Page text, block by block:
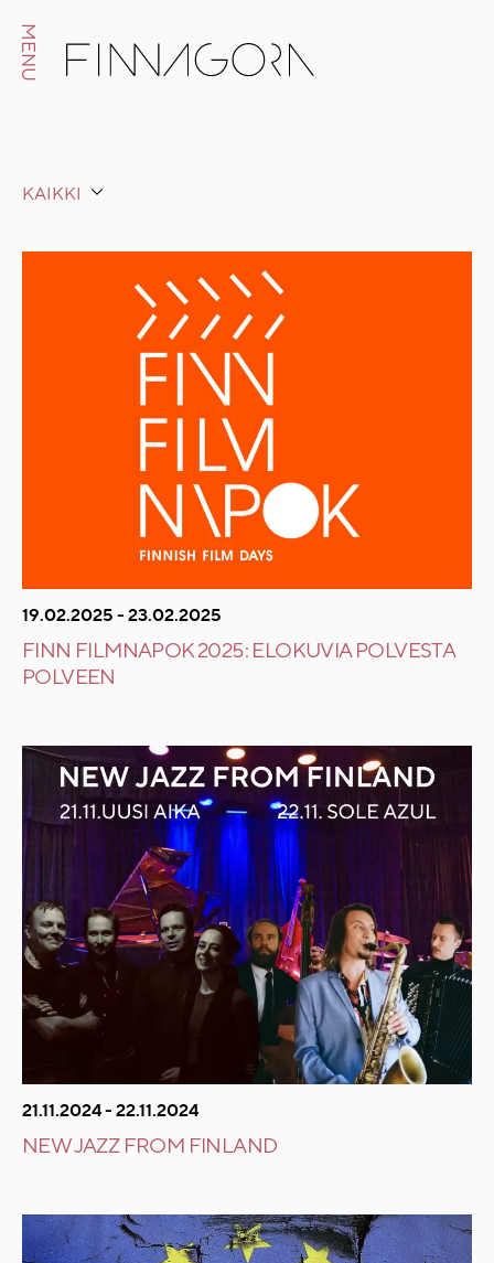
MENU
KAIKKI
19.02.2025 - 23.02.2025
FINN FILMNAPOK 2025: ELOKUVIA POLVESTA
POLVEEN
21.11.2024 - 22.11.2024
NEW JAZZ FROM FINLAND